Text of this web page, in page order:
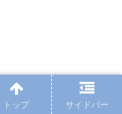
トップ サイドバー